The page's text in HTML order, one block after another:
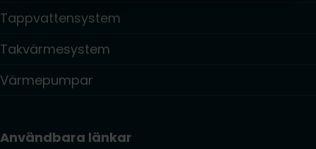
Tappvattensystem
Takvärmesystem
Värmepumpar
Användbara länkar